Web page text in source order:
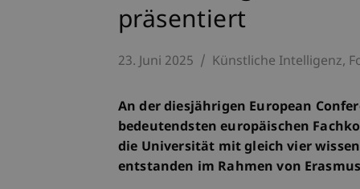
präsentiert
23. Juni 2025 Künstliche Intelligenz
An der diesjährigen European
bedeutendsten europäischen
die Universität mit gleich vier
entstanden im Rahmen von